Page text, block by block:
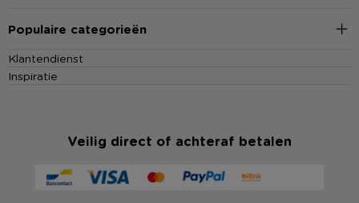
Populaire categorieën
Klantendienst
Inspiratie
Veilig direct of achteraf betalen